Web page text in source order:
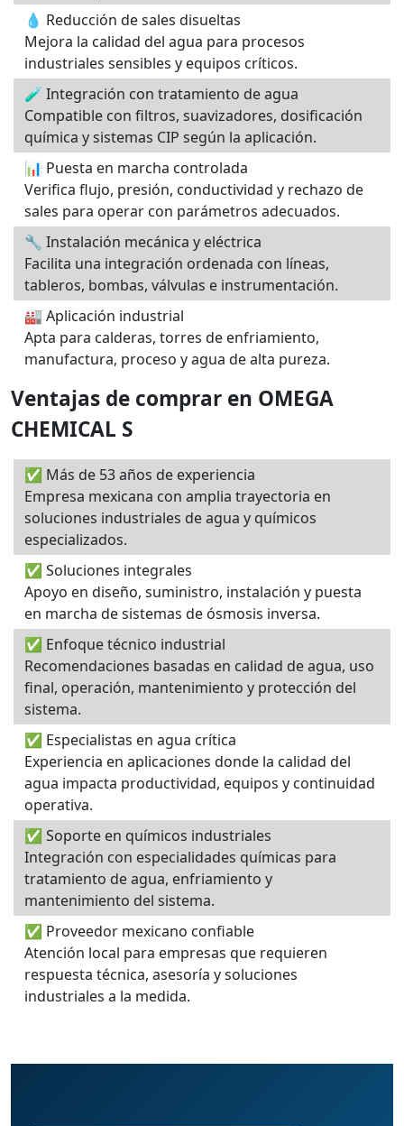
💧 Reducción de sales disueltas
Mejora la calidad del agua para procesos
industriales sensibles y equipos críticos.
🧪 Integración con tratamiento de agua
Compatible con filtros, suavizadores, dosificación
química y sistemas CIP según la aplicación.
📊 Puesta en marcha controlada
Verifica flujo, presión, conductividad y rechazo de
sales para operar con parámetros adecuados.
🔧 Instalación mecánica y eléctrica
Facilita una integración ordenada con líneas,
tableros, bombas, válvulas e instrumentación.
🏭 Aplicación industrial
Apta para calderas, torres de enfriamiento,
manufactura, proceso y agua de alta pureza.
Ventajas de comprar en OMEGA
CHEMICAL S
✅ Más de 53 años de experiencia
Empresa mexicana con amplia trayectoria en
soluciones industriales de agua y químicos
especializados.
✅ Soluciones integrales
Apoyo en diseño, suministro, instalación y puesta
en marcha de sistemas de ósmosis inversa.
✅ Enfoque técnico industrial
Recomendaciones basadas en calidad de agua, uso
final, operación, mantenimiento y protección del
sistema.
✅ Especialistas en agua crítica
Experiencia en aplicaciones donde la calidad del
agua impacta productividad, equipos y continuidad
operativa.
✅ Soporte en químicos industriales
Integración con especialidades químicas para
tratamiento de agua, enfriamiento y
mantenimiento del sistema.
✅ Proveedor mexicano confiable
Atención local para empresas que requieren
respuesta técnica, asesoría y soluciones
industriales a la medida.